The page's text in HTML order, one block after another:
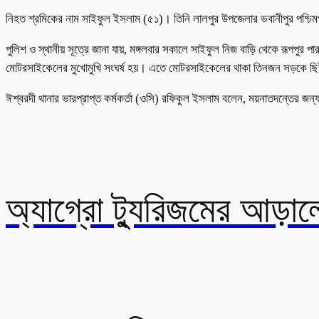
নিহত শ্রমিকের নাম সাইফুল ইসলাম (৫১)। তিনি লালপুর উপজেলার ভবানীপুর
পুলিশ ও স্থানীয় সূত্রে জানা যায়, মঙ্গলবার সকালে সাইফুল নিজ বাড়ি থেকে রূপপুর
মোটরসাইকেলের মুখোমুখি সংঘর্ষ হয়। এতে মোটরসাইকেলের থাকা তিনজন
ঈশ্বরদী থানার ভারপ্রাপ্ত কর্মকর্তা (ওসি) রফিকুল ইসলাম বলেন, ময়নাতদন্তের
অ্যাগ্রো ট্যুরিজমের